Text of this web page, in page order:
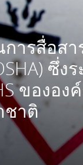
ารสื่อส
ซึ่ง
ขององ
ชาติ